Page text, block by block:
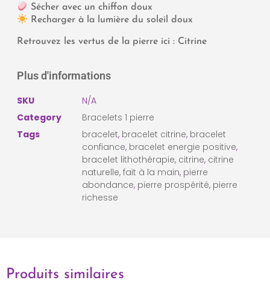
Sécher avec un chiffon doux
Recharger à la lumière du soleil doux
Retrouvez les vertus de la pierre ici : Citrine
Plus d'informations
SKU
N/A
Category
Bracelets 1 pierre
Tags
bracelet, bracelet citrine, bracelet
confiance, bracelet energie positive,
bracelet lithothérapie, citrine, citrine
naturelle, fait à la main, pierre
abondance, pierre prospérité, pierre
richesse
Produits similaires